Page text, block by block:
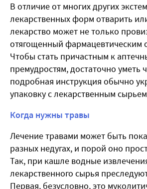
В отличие от многих других
лекарственных форм отварить
лекарство может не только
отягощенный фармацевтическим
Чтобы стать причастным к
премудростям, достаточно уметь
подробная инструкция обычно
упаковку с лекарственным
Когда нужны травы
Лечение травами может быть
разных недугах, и порой оно
Так, при кашле водные
лекарственного сырья
Первая, безусловно, это